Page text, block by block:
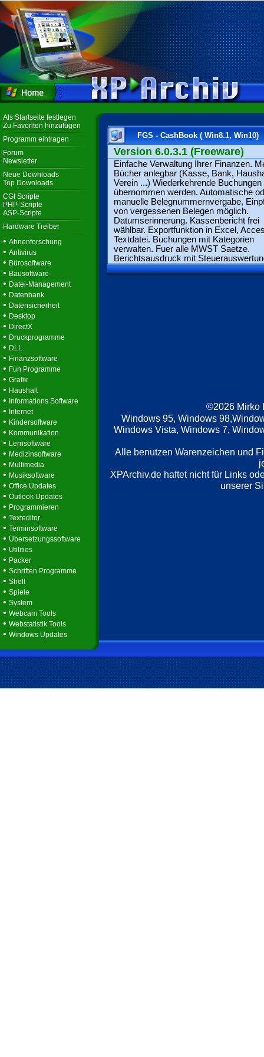
Als Startseite festlegen
Zu Favoriten hinzufügen
Programm eintragen
Forum
Newsletter
Neue Downloads
Top Downloads
CGI Scripte
PHP-Scripte
ASP-Scripte
Hardware Treiber
• Ahnenforschung
• Antivirus
• Bürosoftware
• Bausoftware
• Datei-Management
• Datenbank
• Datensicherheit
• Desktop
• DirectX
• Druckprogramme
• DLL
• Finanzsoftware
• Fun Programme
• Grafik
• Haushalt
• Informations Software
• Internet
• Kindersoftware
• Kommunikation
• Lernsoftware
• Medizinsoftware
• Multimedia
• Musiksoftware
• Office Updates
• Outlook Updates
• Programmieren
• Texteditor
• Terminsoftware
• Übersetzungssoftware
• Utilities
• Packer
• Schriften Programme
• Shell
• Spiele
• System
• Webcam Tools
• Webstatistik Tools
• Windows Updates
FGS - CashBook ( Win8.1, Win10)
Version 6.0.3.1 (Freeware)
Einfache Verwaltung Ihrer Finanzen.
Bücher anlegbar (Kasse, Bank,
Verein ...) Wiederkehrende Buchungen
übernommen werden. Automatische
manuelle Belegnummernvergabe,
von vergessenen Belegen möglich.
Datumserinnerung. Kassenbericht frei
wählbar. Exportfunktion in Excel,
Textdatei. Buchungen mit Kategorien
verwalten. Fuer alle MWST Saetze.
Berichtsausdruck mit
©2026 Mirko
Windows 95, Windows
Windows Vista, Windows 7,
Alle benutzen Warenzeichen und
XPArchiv.de haftet nicht für Links
unserer